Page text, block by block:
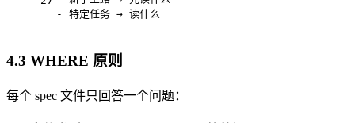
-
特定任务 → 读什么
4.3 WHERE 原则
每个 spec 文件只回答一个问题：